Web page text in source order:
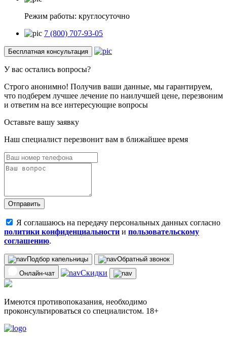
Режим работы: круглосуточно
7 (800) 707-93-05
Бесплатная консультация
У вас остались вопросы?
Строго анонимно! Получив ваши данные, мы гарантируем,
что подберем лучшее лечение по наилучшей цене, перезвоним
и ответим на все интересующие вопросы
Оставьте вашу заявку
Наш специалист перезвонит вам в ближайшее время
Отправить
Я соглашаюсь на передачу персональных данных согласно
политики конфиденциальности и пользовательскому
соглашению.
Подбор капельницы
Обратный звонок
Онлайн-чат
Скидки
Имеются противопоказания, необходимо
проконсультироваться со специалистом. 18+